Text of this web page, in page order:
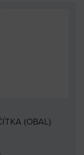
(OBAL)